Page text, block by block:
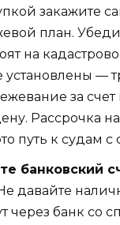
закажите
план.
на
—
за
Рассрочка на
путь к судам с
банковский
давайте
через банк со